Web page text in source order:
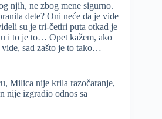
njih, ne zbog mene sigurno.
dete? Oni neće da je vide
su je tri-četiri puta otkad je
i to je to… Opet kažem, ako
sad zašto je to tako… –
Milica nije krila razočaranje,
nije izgradio odnos sa